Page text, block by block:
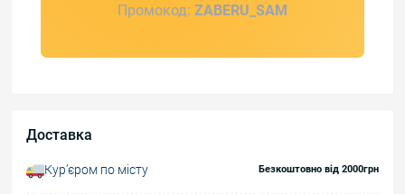
Промокод: ZABERU_SAM
Доставка
Курʼєром по місту Безкоштовно від 2000грн